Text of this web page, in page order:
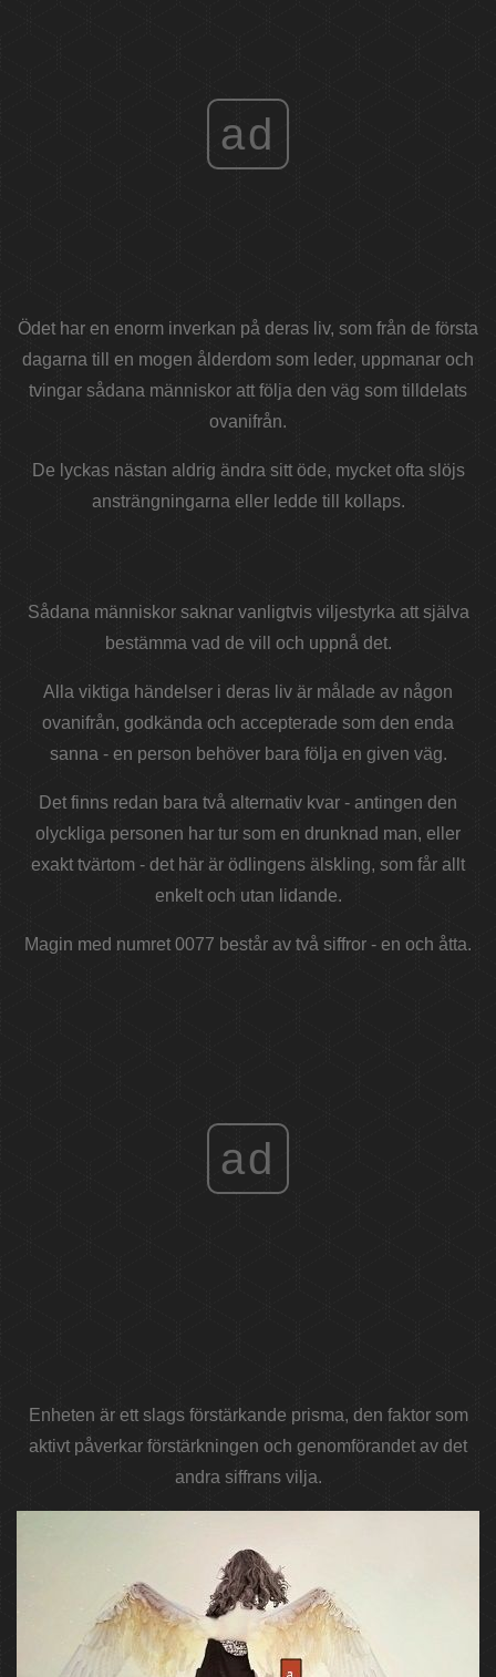
ad
Ödet har en enorm inverkan på deras liv, som från de första
dagarna till en mogen ålderdom som leder, uppmanar och
tvingar sådana människor att följa den väg som tilldelats
ovanifrån.
De lyckas nästan aldrig ändra sitt öde, mycket ofta slöjs
ansträngningarna eller ledde till kollaps.
Sådana människor saknar vanligtvis viljestyrka att själva
bestämma vad de vill och uppnå det.
Alla viktiga händelser i deras liv är målade av någon
ovanifrån, godkända och accepterade som den enda
sanna - en person behöver bara följa en given väg.
Det finns redan bara två alternativ kvar - antingen den
olyckliga personen har tur som en drunknad man, eller
exakt tvärtom - det här är ödlingens älskling, som får allt
enkelt och utan lidande.
Magin med numret 0077 består av två siffror - en och åtta.
ad
Enheten är ett slags förstärkande prisma, den faktor som
aktivt påverkar förstärkningen och genomförandet av det
andra siffrans vilja.